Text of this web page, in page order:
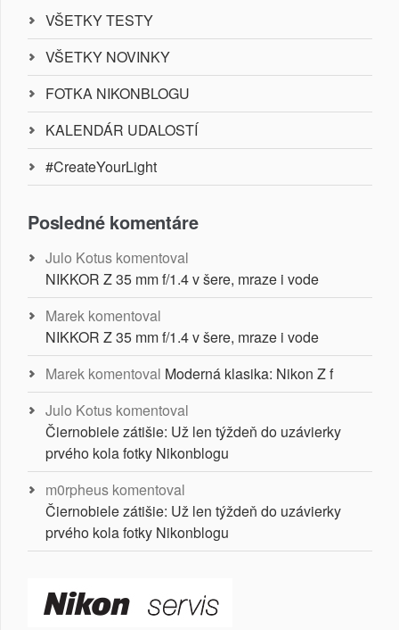
VŠETKY TESTY
VŠETKY NOVINKY
FOTKA NIKONBLOGU
KALENDÁR UDALOSTÍ
#CreateYourLight
Posledné komentáre
Julo Kotus komentoval
NIKKOR Z 35 mm f/1.4 v šere, mraze i vode
Marek komentoval
NIKKOR Z 35 mm f/1.4 v šere, mraze i vode
Marek komentoval Moderná klasika: Nikon Z f
Julo Kotus komentoval
Čiernobiele zátišie: Už len týždeň do uzávierky
prvého kola fotky Nikonblogu
m0rpheus komentoval
Čiernobiele zátišie: Už len týždeň do uzávierky
prvého kola fotky Nikonblogu